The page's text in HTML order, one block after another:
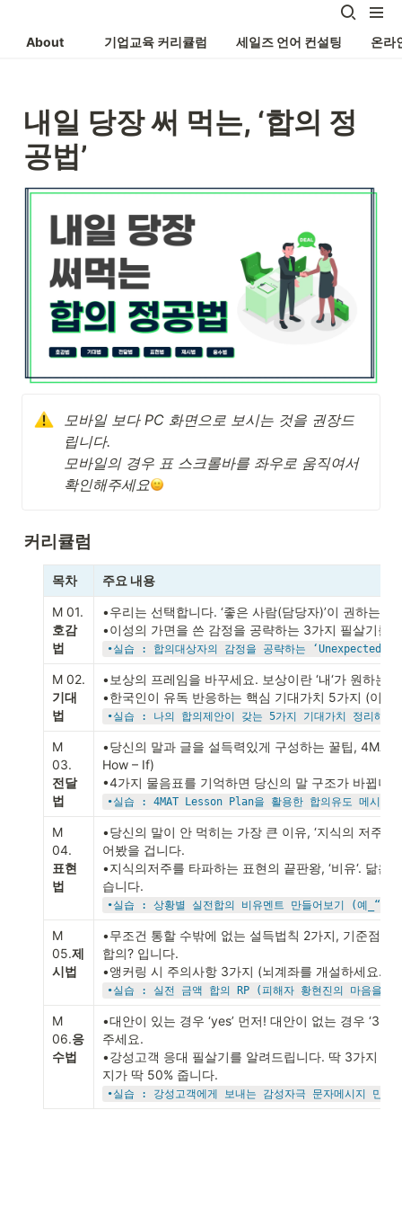
About 기업교육 커리큘럼 세일즈 언어 컨설팅 온라
내일 당장 써 먹는, ‘합의 정
공법’
모바일 보다 PC 화면으로 보시는 것을 권장드
립니다.
모바일의 경우 표 스크롤바를 좌우로 움직여서
확인해주세요
커리큘럼
목차 주요 내용
M 01.
호감
법
•우리는 선택합니다. ‘좋은 사람(담당자)’이 권하는 ‘
•실습 : 합의대상자의 감정을 공략하는 ‘Unexpected
M 02.
기대
법
•보상의 프레임을 바꾸세요. 보상이란 ‘내‘가 원하는
•실습 : 나의 합의제안이 갖는 5가지 기대가치 정리해
M
03.
전달
법
•당신의 말과 글을 설득력있게 구성하는 꿀팁,
How – If)
•실습 : 4MAT Lesson Plan을 활용한 합의유도 메시지(
M
04.
표현
법
•당신의 말이 안 먹히는 가장 큰 이유, ‘지식의 저주’.
어봤을 겁니다.
•지식의저주를 타파하는 표현의 끝판왕, ‘비유‘. 닮
•실습 : 상황별 실전합의 비유멘트 만들어보기 (예_“
M
05.제
시법
•무조건 통할 수밖에 없는 설득법칙 2가지, 기준점효
합의? 입니다.
•실습 : 실전 금액 합의 RP (피해자 황현진의 마음을 움
M
06.응
수법
•대안이 있는 경우 ‘yes’ 먼저! 대안이 없는 경우
주세요.
•강성고객 응대 필살기를 알려드립니다. 딱 3가지
•실습 : 강성고객에게 보내는 감성자극 문자메시지 만들